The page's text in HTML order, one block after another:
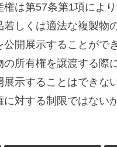
は第57条第1項によ
しくは適法な複製物
開展示することがで
所有権を譲渡する際
示することはできな
対する制限ではない